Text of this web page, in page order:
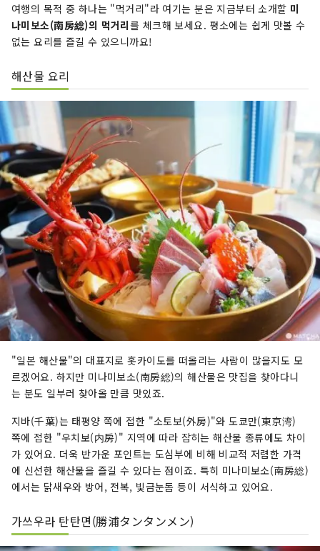
여행의 목적 중 하나는 "먹거리"라 여기는 분은 지금부터 소개할 미
나미보소(南房総)의 먹거리를 체크해 보세요. 평소에는 쉽게 맛볼 수
없는 요리를 즐길 수 있으니까요!
해산물 요리
"일본 해산물"의 대표지로 홋카이도를 떠올리는 사람이 많을지도 모
르겠어요. 하지만 미나미보소(南房総)의 해산물은 맛집을 찾아다니
는 분도 일부러 찾아올 만큼 맛있죠.
지바(千葉)는 태평양 쪽에 접한 "소토보(外房)"와 도쿄만(東京湾)
쪽에 접한 "우치보(内房)" 지역에 따라 잡히는 해산물 종류에도 차이
가 있어요. 더욱 반가운 포인트는 도심부에 비해 비교적 저렴한 가격
에 신선한 해산물을 즐길 수 있다는 점이죠. 특히 미나미보소(南房総)
에서는 닭새우와 방어, 전복, 빛금눈돔 등이 서식하고 있어요.
가쓰우라 탄탄면(勝浦タンタンメン)